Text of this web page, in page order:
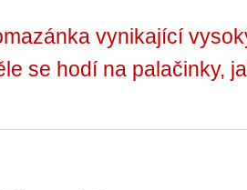
vynikající
se hodí na palačinky,